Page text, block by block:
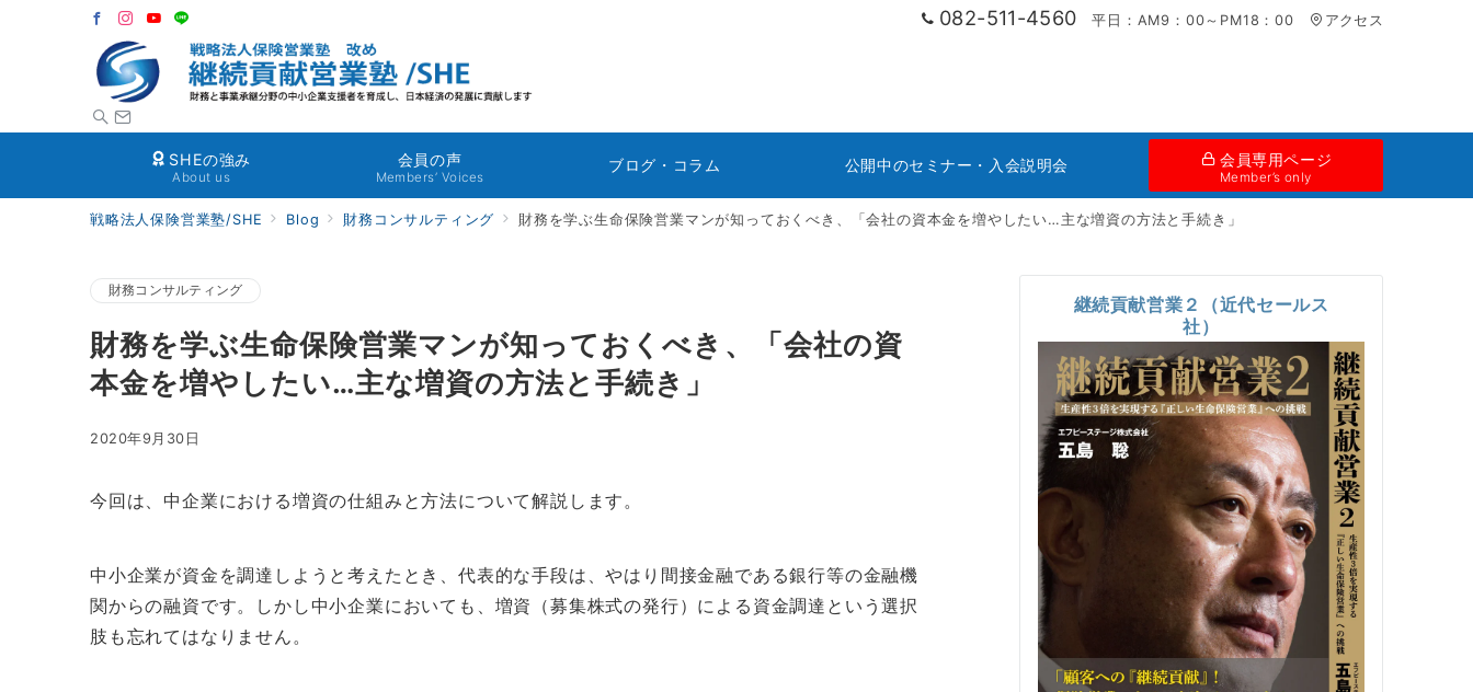
082-511-4560 平日：AM9：00～PM18：00 アクセス
SHEの強み
About us
会員の声
Members’ Voices
ブログ・コラム 公開中のセミナー・入会説明会 会員専用ページ
Member’s only
戦略法人保険営業塾/SHE Blog 財務コンサルティング 財務を学ぶ生命保険営業マンが知っておくべき、「会社の資本金を増やしたい…主な増資の方法と手続き」
財務コンサルティング
財務を学ぶ生命保険営業マンが知っておくべき、「会社の資
本金を増やしたい…主な増資の方法と手続き」
2020年9月30日
今回は、中企業における増資の仕組みと方法について解説します。
中小企業が資金を調達しようと考えたとき、代表的な手段は、やはり間接金融である銀行等の金融機
関からの融資です。しかし中小企業においても、増資（募集株式の発行）による資金調達という選択
肢も忘れてはなりません。
継続貢献営業２（近代セールス
社）